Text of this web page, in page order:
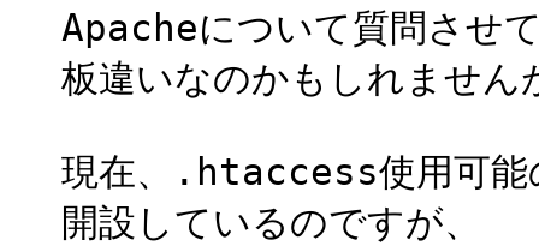
Apacheについて質問させ
板違いなのかもしれませ
現在、.htaccess使用可能
開設しているのですが、